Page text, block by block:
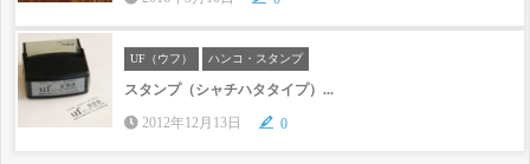
UF（ウフ） ハンコ・スタンプ
スタンプ（シャチハタタイプ）...
2012年12月13日
0